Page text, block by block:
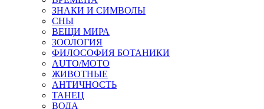
ЗНАКИ И СИМВОЛЫ
СНЫ
ВЕЩИ МИРА
ЗООЛОГИЯ
ФИЛОСОФИЯ БОТАНИКИ
AUTO/MOTO
ЖИВОТНЫЕ
АНТИЧНОСТЬ
ТАНЕЦ
ВОДА